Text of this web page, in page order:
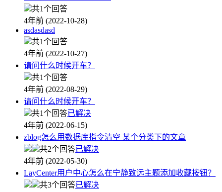
共1个回答
4年前 (2022-10-28)
asdasdasd
共1个回答
4年前 (2022-10-27)
请问什么时候开车？
共1个回答
4年前 (2022-08-29)
请问什么时候开车？
共1个回答已解决
4年前 (2022-06-15)
zblog怎么用数据库指令清空 某个分类下的文章
共2个回答已解决
4年前 (2022-05-30)
LayCenter用户中心怎么在宁静致远主题添加收藏按钮？
共3个回答已解决